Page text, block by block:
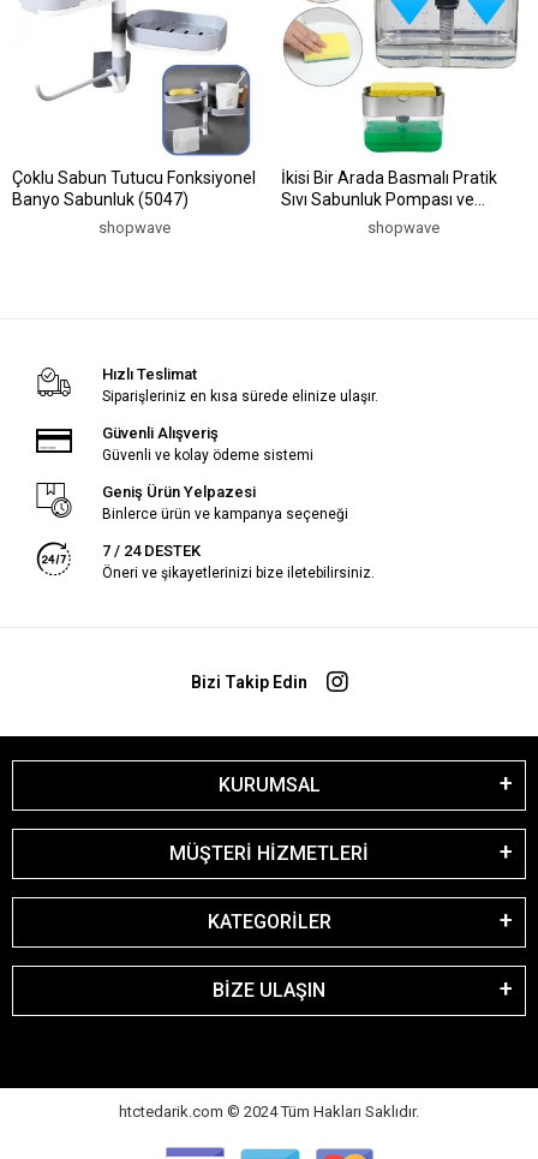
Çoklu Sabun Tutucu Fonksiyonel
Banyo Sabunluk (5047)
shopwave
İkisi Bir Arada Basmalı Pratik
Sıvı Sabunluk Pompası ve
Bulaşık Yıkama Süngeri Haznesi
shopwave
Hızlı Teslimat
Siparişleriniz en kısa sürede elinize ulaşır.
Güvenli Alışveriş
Güvenli ve kolay ödeme sistemi
Geniş Ürün Yelpazesi
Binlerce ürün ve kampanya seçeneği
7 / 24 DESTEK
Öneri ve şikayetlerinizi bize iletebilirsiniz.
Bizi Takip Edin
KURUMSAL
MÜŞTERİ HİZMETLERİ
KATEGORİLER
BİZE ULAŞIN
htctedarik.com © 2024 Tüm Hakları Saklıdır.